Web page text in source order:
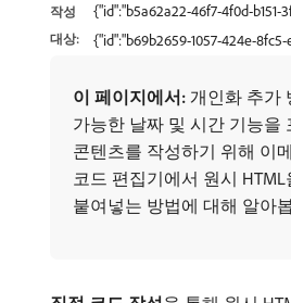
작성
대상:
{"id":"b5a62a22-46f7-4f0d-b151-
{"id":"b69b2659-1057-424e-
이 페이지에서: 개인화 추가
가능한 날짜 및 시간 기능을
콘텐츠를 작성하기 위해 이
코드 편집기에서 원시
붙여넣는 방법에 대해 알아